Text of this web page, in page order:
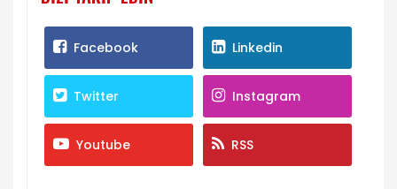
Facebook Linkedin
Twitter Instagram
Youtube RSS